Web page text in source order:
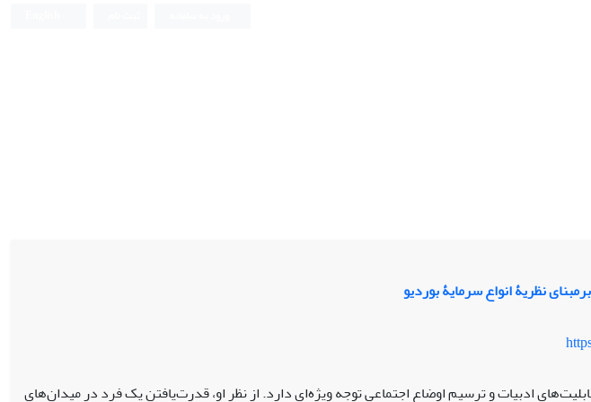
نظریۀ انواع سرمایۀ بوردیو
ادبیات و ترسیم اوضاع اجتماعی توجه ویژه‌ای دارد. از نظر او، قدرت‌یافتن یک فرد در میدان‌های